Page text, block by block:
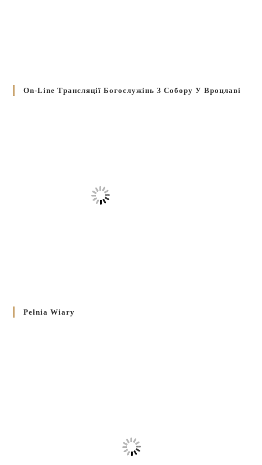
On-Line Трансляції Богослужінь З Собору У Вроцлаві
Pełnia Wiary